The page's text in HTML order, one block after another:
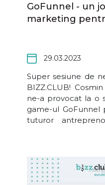
GoFunnel - un
marketing
29.03.2023
Super sesiune de
BIZZ.CLUB!
ne-a provocat la o
game-ul GoFunnel
tuturor
sistematizeze
aceste experiente,
se provoace, sa
descopere. Te